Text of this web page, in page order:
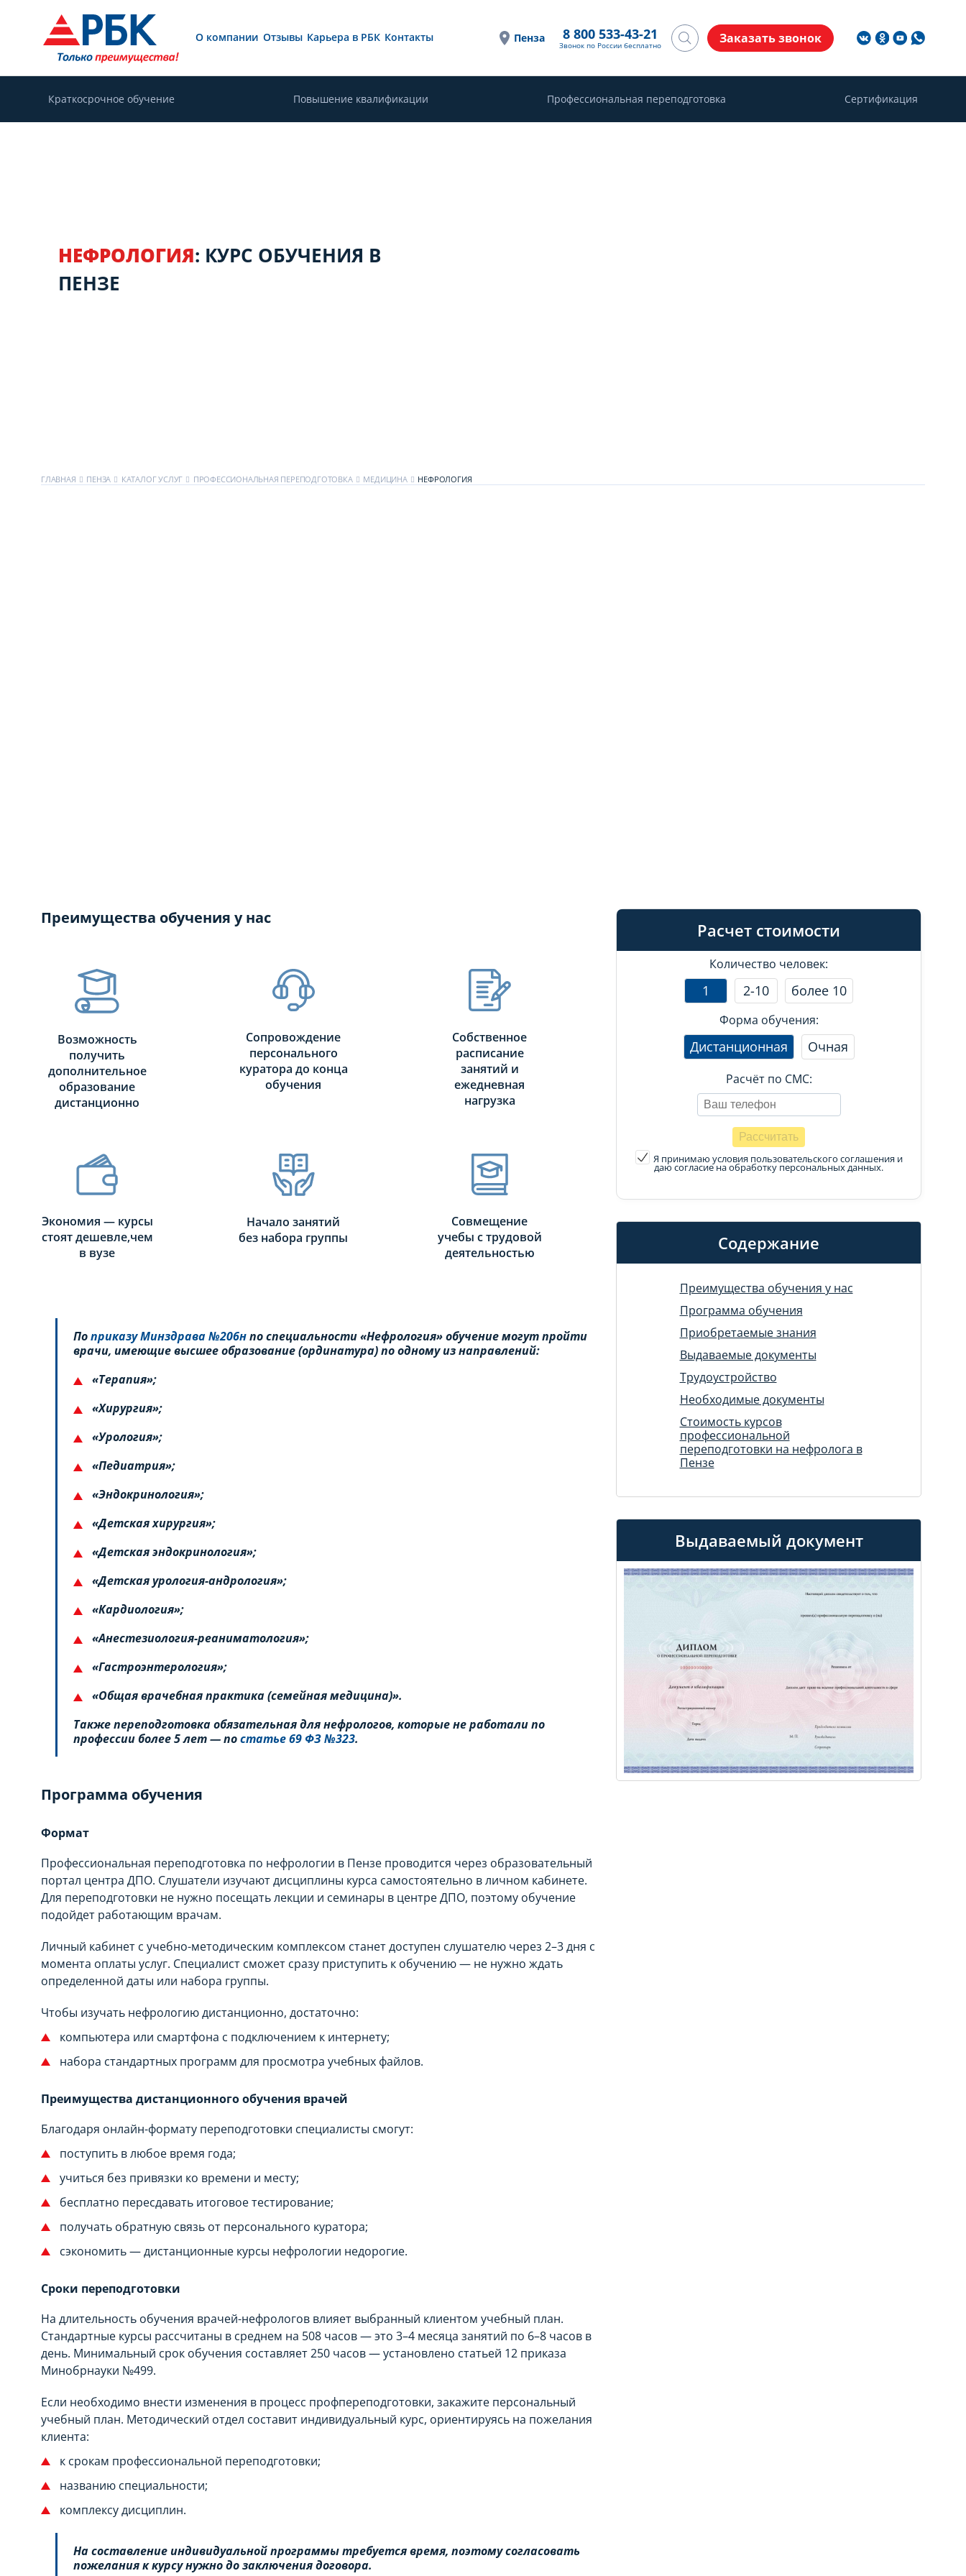
НЕФРОЛОГИЯ: КУРС ОБУЧЕНИЯ В
ПЕНЗЕ
ГЛАВНАЯ ПЕНЗА КАТАЛОГ УСЛУГ ПРОФЕССИОНАЛЬНАЯ ПЕРЕПОДГОТОВКА МЕДИЦИНА НЕФРОЛОГИЯ
Расчет стоимости
Количество человек:
1 2-10 более 10
Форма обучения:
Дистанционная Очная
Расчёт по СМС:
Я принимаю условия пользовательского соглашения и
даю согласие на обработку персональных данных.
Содержание
Преимущества обучения у нас
Программа обучения
Приобретаемые знания
Выдаваемые документы
Трудоустройство
Необходимые документы
Стоимость курсов
профессиональной
переподготовки на нефролога в
Пензе
Выдаваемый документ
Преимущества обучения у нас
Возможность
получить
дополнительное
образование
дистанционно
Сопровождение
персонального
куратора до конца
обучения
Собственное
расписание
занятий и
ежедневная
нагрузка
Экономия — курсы
стоят дешевле,чем
в вузе
Начало занятий
без набора группы
Совмещение
учебы с трудовой
деятельностью
Поприказу Минздрава №206нпо специальности «Нефрология» обучение могут пройти
врачи, имеющие высшее образование (ординатура) по одному из направлений:
«Терапия»;
«Хирургия»;
«Урология»;
«Педиатрия»;
«Эндокринология»;
«Детская хирургия»;
«Детская эндокринология»;
«Детская урология-андрология»;
«Кардиология»;
«Анестезиология-реаниматология»;
«Гастроэнтерология»;
«Общая врачебная практика (семейная медицина)».
Также переподготовка обязательная для нефрологов, которые не работали по
профессии более 5 лет — постатье 69 ФЗ №323.
Программа обучения
Формат
Профессиональная переподготовка по нефрологии в Пензе проводится через образовательный
портал центра ДПО. Слушатели изучают дисциплины курса самостоятельно в личном кабинете.
Для переподготовки не нужно посещать лекции и семинары в центре ДПО, поэтому обучение
подойдет работающим врачам.
Личный кабинет с учебно-методическим комплексом станет доступен слушателю через 2–3 дня с
момента оплаты услуг. Специалист сможет сразу приступить к обучению — не нужно ждать
определенной даты или набора группы.
Чтобы изучать нефрологию дистанционно, достаточно:
компьютера или смартфона с подключением к интернету;
набора стандартных программ для просмотра учебных файлов.
Преимущества дистанционного обучения врачей
Благодаря онлайн-формату переподготовки специалисты смогут:
поступить в любое время года;
учиться без привязки ко времени и месту;
бесплатно пересдавать итоговое тестирование;
получать обратную связь от персонального куратора;
сэкономить — дистанционные курсы нефрологии недорогие.
Сроки переподготовки
На длительность обучения врачей-нефрологов влияет выбранный клиентом учебный план.
Стандартные курсы рассчитаны в среднем на 508 часов — это 3–4 месяца занятий по 6–8 часов в
день. Минимальный срок обучения составляет 250 часов — установлено статьей 12 приказа
Минобрнауки №499.
Если необходимо внести изменения в процесс профпереподготовки, закажите персональный
учебный план. Методический отдел составит индивидуальный курс, ориентируясь на пожелания
клиента:
к срокам профессиональной переподготовки;
названию специальности;
комплексу дисциплин.
На составление индивидуальной программы требуется время, поэтому согласовать
пожелания к курсу нужно до заключения договора.
О компании Отзывы Карьера в РБК Контакты Пенза 8 800 533-43-21
Звонок по России бесплатно Заказать звонок
Краткосрочное обучение Повышение квалификации Профессиональная переподготовка Сертификация